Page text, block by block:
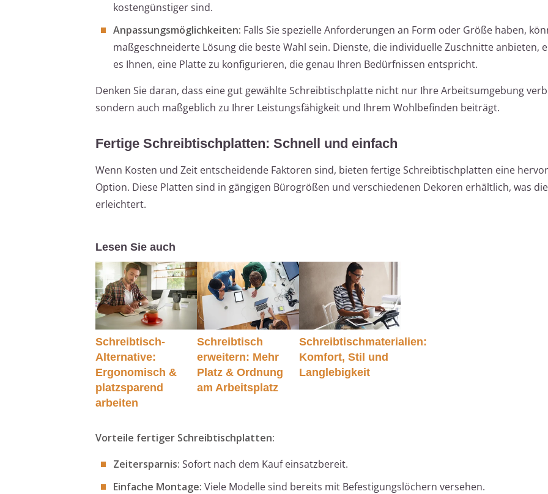
kostengünstiger sind.
Anpassungsmöglichkeiten: Falls Sie spezielle Anforderungen an Form oder Größe haben,
maßgeschneiderte Lösung die beste Wahl sein. Dienste, die individuelle Zuschnitte anbieten,
es Ihnen, eine Platte zu konfigurieren, die genau Ihren Bedürfnissen entspricht.
Denken Sie daran, dass eine gut gewählte Schreibtischplatte nicht nur Ihre Arbeitsumgebung
sondern auch maßgeblich zu Ihrer Leistungsfähigkeit und Ihrem Wohlbefinden beiträgt.
Fertige Schreibtischplatten: Schnell und einfach
Wenn Kosten und Zeit entscheidende Faktoren sind, bieten fertige Schreibtischplatten eine
Option. Diese Platten sind in gängigen Bürogrößen und verschiedenen Dekoren erhältlich, was
erleichtert.
Lesen Sie auch
Schreibtisch-
Alternative:
Ergonomisch &
platzsparend
arbeiten
Schreibtisch
erweitern: Mehr
Platz & Ordnung
am Arbeitsplatz
Schreibtischmaterialien:
Komfort, Stil und
Langlebigkeit
Vorteile fertiger Schreibtischplatten:
Zeitersparnis: Sofort nach dem Kauf einsatzbereit.
Einfache Montage: Viele Modelle sind bereits mit Befestigungslöchern versehen.